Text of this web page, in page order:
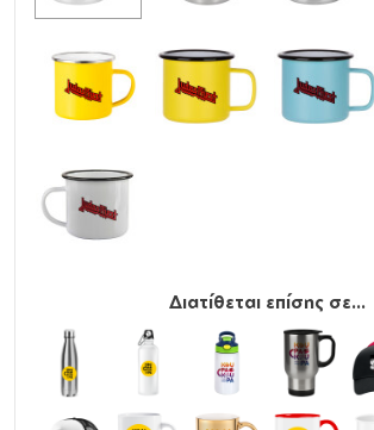
Διατίθεται επίσης σε...